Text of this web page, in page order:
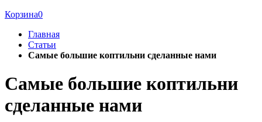
Корзина0
Главная
Статьи
Самые большие коптильни сделанные нами
Самые большие коптильни
сделанные нами